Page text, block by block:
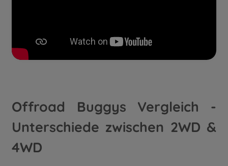
Offroad Buggys Vergleich -
Unterschiede zwischen 2WD &
4WD